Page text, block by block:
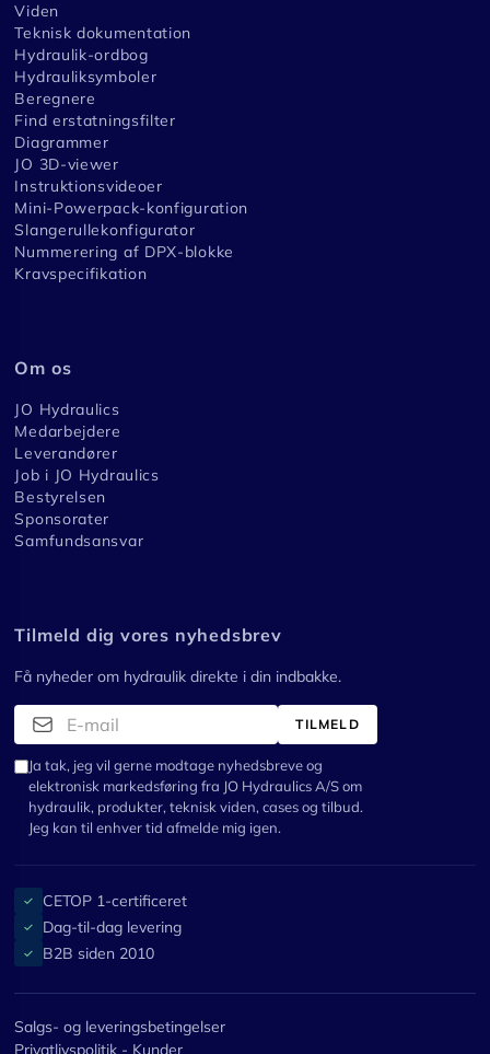
Viden
Teknisk dokumentation
Hydraulik-ordbog
Hydrauliksymboler
Beregnere
Find erstatningsfilter
Diagrammer
JO 3D-viewer
Instruktionsvideoer
Mini-Powerpack-konfiguration
Slangerullekonfigurator
Nummerering af DPX-blokke
Kravspecifikation
Om os
JO Hydraulics
Medarbejdere
Leverandører
Job i JO Hydraulics
Bestyrelsen
Sponsorater
Samfundsansvar
Tilmeld dig vores nyhedsbrev
Få nyheder om hydraulik direkte i din indbakke.
TILMELD
Ja tak, jeg vil gerne modtage nyhedsbreve og
elektronisk markedsføring fra JO Hydraulics A/S om
hydraulik, produkter, teknisk viden, cases og tilbud.
Jeg kan til enhver tid afmelde mig igen.
✓ CETOP 1-certificeret
✓ Dag-til-dag levering
✓ B2B siden 2010
Salgs- og leveringsbetingelser
Privatlivspolitik - Kunder